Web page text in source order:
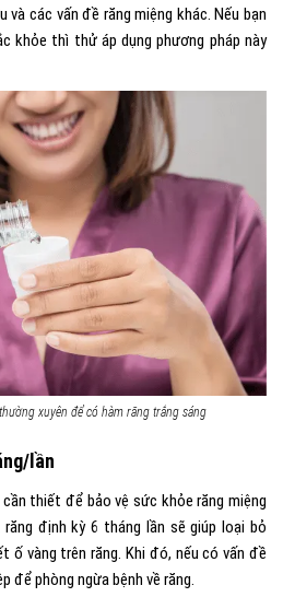
và các vấn đề răng miệng khác. Nếu bạn
khỏe thì thử áp dụng phương pháp này
xuyên để có hàm răng trắng sáng
lần
thiết để bảo vệ sức khỏe răng miệng
định kỳ 6 tháng lần sẽ giúp loại bỏ
ố vàng trên răng. Khi đó, nếu có vấn đề
để phòng ngừa bệnh về răng.